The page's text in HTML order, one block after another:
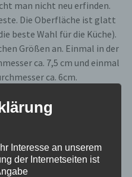
man nicht neu erfinden.
Die Oberfläche ist glatt
beste Wahl für die Küche).
Größen an. Einmal in der
ca. 7,5 cm und einmal
ca. 6cm.
Interesse an unserem
der Internetseiten ist